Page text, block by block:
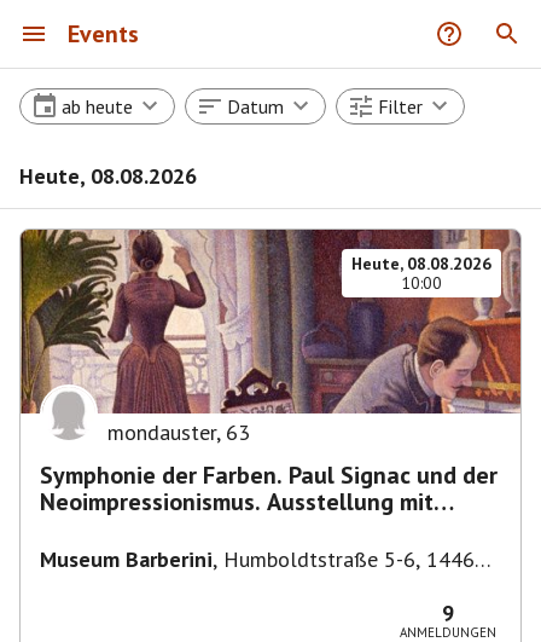
Events
ab heute Datum Filter
Heute, 08.08.2026
Heute, 08.08.2026
10:00
mondauster, 63
Symphonie der Farben. Paul Signac und der
Neoimpressionismus. Ausstellung mit
Museum Barberini, Humboldtstraße 5-6, 14467
9
ANMELDUNGEN